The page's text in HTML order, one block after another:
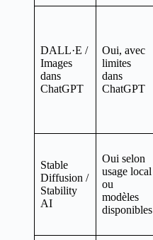
DALL·E /
Images
dans
ChatGPT
Oui, avec
limites
dans
ChatGPT
Stable
Diffusion /
Stability
AI
Oui selon
usage local
ou
modèles
disponibles